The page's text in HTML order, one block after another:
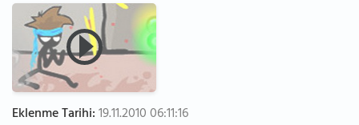
Eklenme Tarihi:19.11.2010 06:11:16